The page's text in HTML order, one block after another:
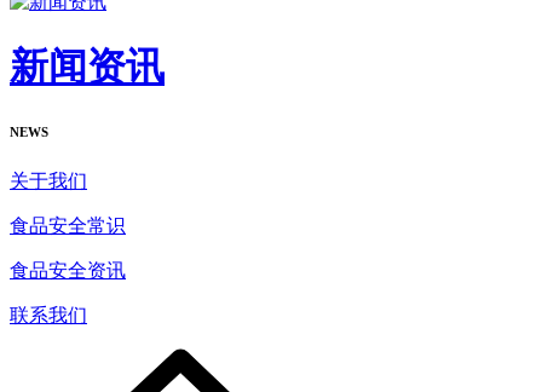
新闻资讯
NEWS
关于我们
食品安全常识
食品安全资讯
联系我们